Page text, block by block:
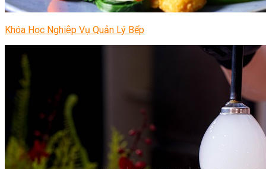
Khóa Học Nghiệp Vụ Quản Lý Bếp